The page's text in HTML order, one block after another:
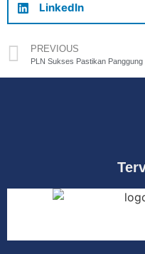
LinkedIn
PREVIOUS